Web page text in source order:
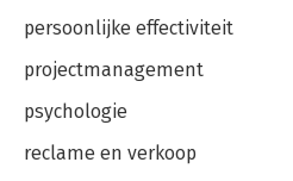
persoonlijke effectiviteit
projectmanagement
psychologie
reclame en verkoop